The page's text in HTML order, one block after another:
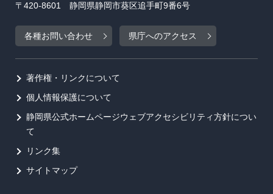
〒420-8601 静岡県静岡市葵区追手町9番6号
各種お問い合わせ 県庁へのアクセス
著作権・リンクについて
個人情報保護について
静岡県公式ホームページウェブアクセシビリティ方針につい
て
リンク集
サイトマップ